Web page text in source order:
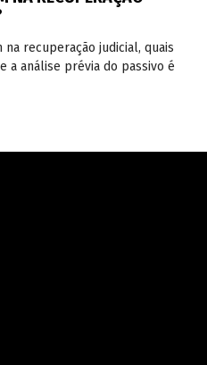
na recuperação judicial, quais
a análise prévia do passivo é